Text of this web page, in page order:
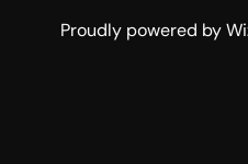
Proudly powered by